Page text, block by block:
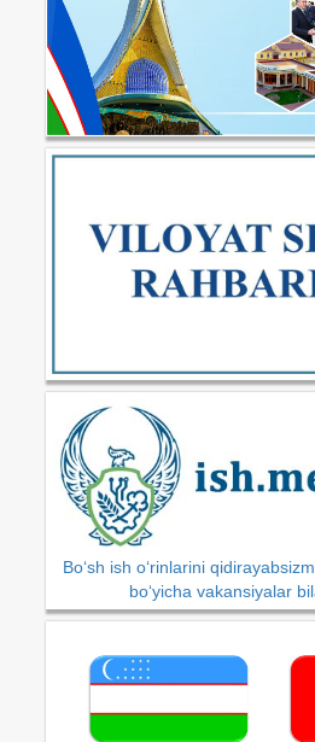
Bo‘sh ish o‘rinlarini
bo‘yicha vakansiyalar